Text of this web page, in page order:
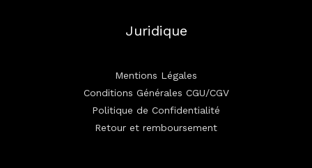
Juridique
Mentions Légales
Conditions Générales CGU/CGV
Politique de Confidentialité
Retour et remboursement